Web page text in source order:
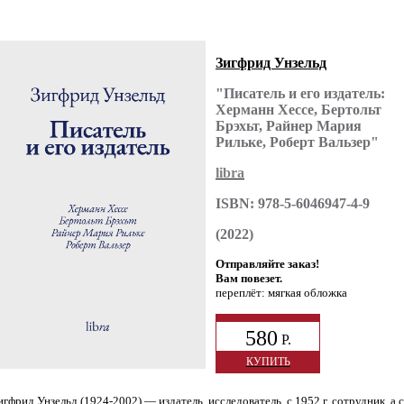
Зигфрид Унзельд
"Писатель и его издатель:
Херманн Хессе, Бертольт
Брэхьт, Райнер Мария
Рильке, Роберт Вальзер"
libra
ISBN: 978-5-6046947-4-9
(2022)
Отправляйте заказ!
Вам повезет.
переплёт: мягкая обложка
580 Р.
КУПИТЬ
Унзельд (1924-2002) — издатель, исследователь, с 1952 г. сотрудник, а с